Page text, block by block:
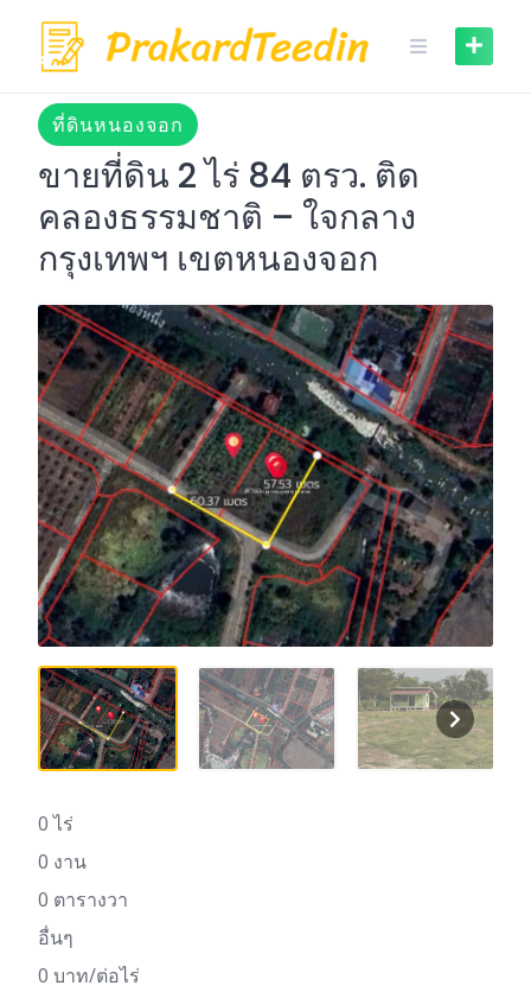
content
ที่ดินหนองจอก
ขายที่ดิน 2 ไร่ 84 ตรว. ติด
คลองธรรมชาติ – ใจกลาง
กรุงเทพฯ เขตหนองจอก
0 ไร่
0 งาน
0 ตารางวา
อื่นๆ
0 บาท/ต่อไร่